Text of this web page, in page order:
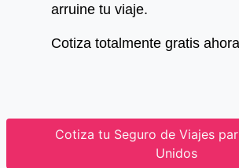
arruine tu viaje.
Cotiza totalmente gratis
Cotiza tu Seguro de Viajes
Unidos